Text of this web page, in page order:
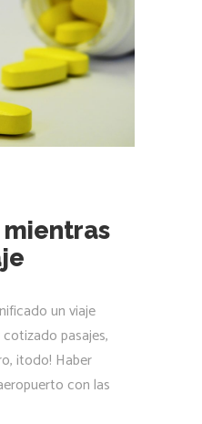
un viaje
pasajes,
¡todo! Haber
con las